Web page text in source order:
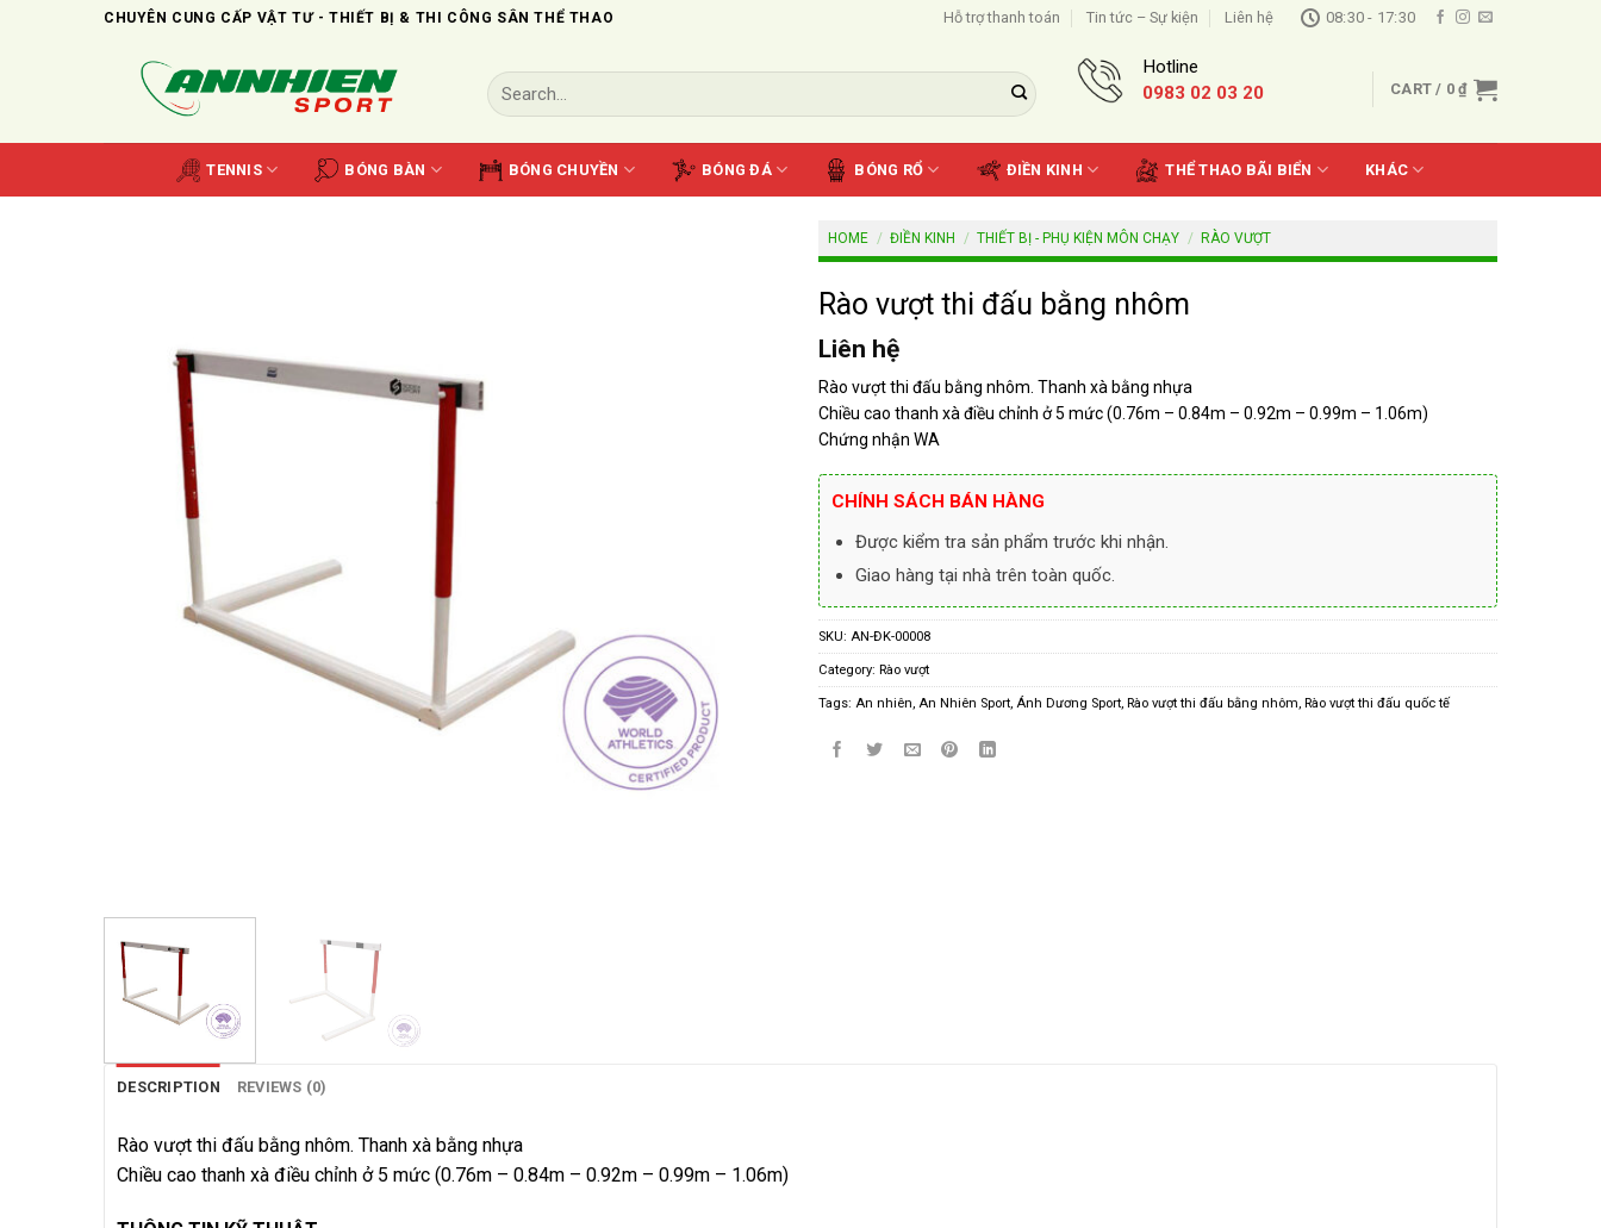
CHUYÊN CUNG CẤP VẬT TƯ - THIẾT BỊ & THI CÔNG SÂN THỂ THAO Hỗ trợ thanh toán Tin tức – Sự kiện Liên hệ 08:30 - 17:30
Search
for:
Hotline
0983 02 03 20
CART / 0₫
TENNIS BÓNG BÀN BÓNG CHUYỀN BÓNG ĐÁ BÓNG RỔ ĐIỀN KINH THỂ THAO BÃI BIỂN KHÁC
HOME / ĐIỀN KINH / THIẾT BỊ - PHỤ KIỆN MÔN CHẠY / RÀO VƯỢT
Rào vượt thi đấu bằng nhôm
Liên hệ
Rào vượt thi đấu bằng nhôm. Thanh xà bằng nhựa
Chiều cao thanh xà điều chỉnh ở 5 mức (0.76m – 0.84m – 0.92m – 0.99m – 1.06m)
Chứng nhận WA
CHÍNH SÁCH BÁN HÀNG
Được kiểm tra sản phẩm trước khi nhận.
Giao hàng tại nhà trên toàn quốc.
SKU: AN-ĐK-00008
Category: Rào vượt
Tags: An nhiên, An Nhiên Sport, Ánh Dương Sport, Rào vượt thi đấu bằng nhôm, Rào vượt thi đấu quốc tế
DESCRIPTION REVIEWS (0)
Rào vượt thi đấu bằng nhôm. Thanh xà bằng nhựa
Chiều cao thanh xà điều chỉnh ở 5 mức (0.76m – 0.84m – 0.92m – 0.99m – 1.06m)